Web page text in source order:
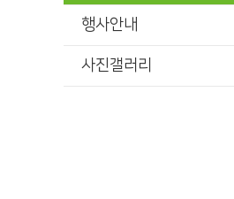
행사안내
사진갤러리